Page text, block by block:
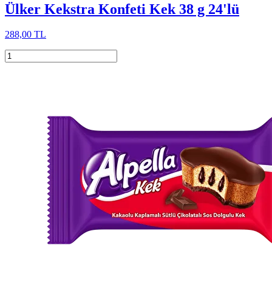
Ülker Kekstra Konfeti Kek 38 g 24'lü
288,00 TL